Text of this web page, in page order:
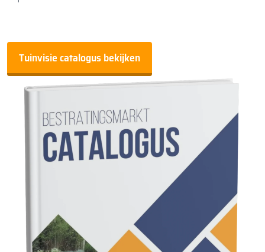
Tuinvisie catalogus bekijken